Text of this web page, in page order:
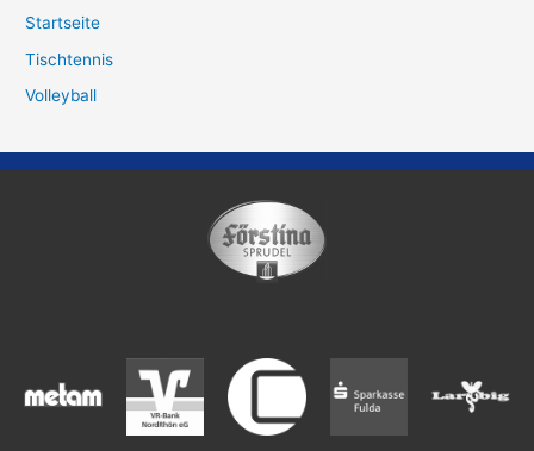
Startseite
Tischtennis
Volleyball